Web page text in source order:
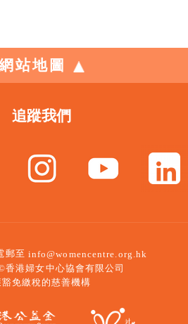
站地圖
追蹤我們
郵至 info@womencentre.org.hk
香港婦女中心協會有限公司
豁免繳稅的慈善機構